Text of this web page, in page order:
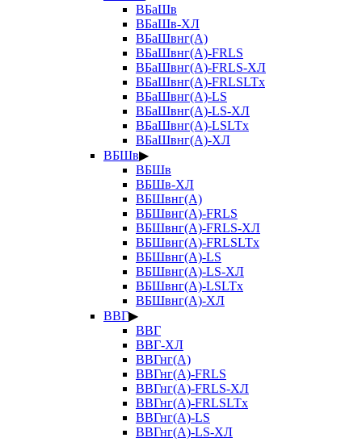
ВБаШв
ВБаШв-ХЛ
ВБаШвнг(А)
ВБаШвнг(А)-FRLS
ВБаШвнг(А)-FRLS-ХЛ
ВБаШвнг(А)-FRLSLTx
ВБаШвнг(А)-LS
ВБаШвнг(А)-LS-ХЛ
ВБаШвнг(А)-LSLTx
ВБаШвнг(А)-ХЛ
ВБШв▶
ВБШв
ВБШв-ХЛ
ВБШвнг(А)
ВБШвнг(А)-FRLS
ВБШвнг(А)-FRLS-ХЛ
ВБШвнг(А)-FRLSLTx
ВБШвнг(А)-LS
ВБШвнг(А)-LS-ХЛ
ВБШвнг(А)-LSLTx
ВБШвнг(А)-ХЛ
ВВГ▶
ВВГ
ВВГ-ХЛ
ВВГнг(А)
ВВГнг(А)-FRLS
ВВГнг(А)-FRLS-ХЛ
ВВГнг(А)-FRLSLTx
ВВГнг(А)-LS
ВВГнг(А)-LS-ХЛ